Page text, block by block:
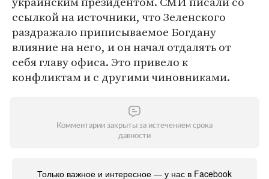
ссылкой на источники, что Зеленского
раздражало приписываемое Богдану
влияние на него, и он начал отдалять от
себя главу офиса. Это привело к
конфликтам и с другими чиновниками.
Комментарии закрыты за истечением срока
давности
Только важное и интересное — у нас в Facebook